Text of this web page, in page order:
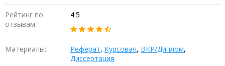
Рейтинг по
отзывам:
4.5
Материалы: Реферат, Курсовая, ВКР/Диплом,
Диссертация